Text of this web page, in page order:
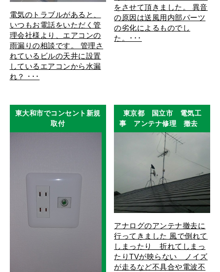
電気のトラブルがあると、
いつもお電話をいただく管
理会社様より、エアコンの
雨漏りの相談です。 管理さ
れているビルの天井に設置
しているエアコンから水漏
れ？ ･･･
をさせて頂きました。 異音
の原因は送風用内部パーツ
の劣化によるものでし
た。･･･
東大和市でコンセント新規
取付
東京都 国立市 電気工
事 アンテナ修理 撤去
アナログのアンテナ撤去に
行ってきました 風で倒れて
しまったり 折れてしまっ
たりTVが映らない ノイズ
が走るなど不具合や電波不